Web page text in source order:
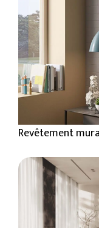
Revêtement